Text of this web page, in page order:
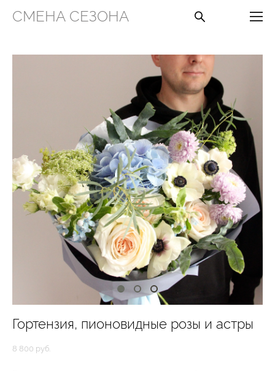
СМЕНА СЕЗОНА
Гортензия, пионовидные розы и астры
8 800 pуб.